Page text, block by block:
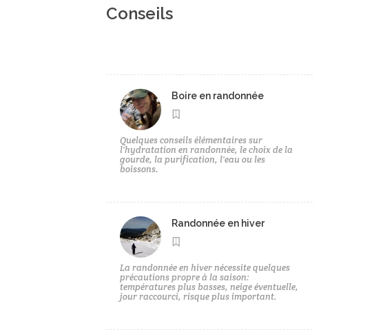
Conseils
Boire en randonnée
Quelques conseils élémentaires sur
l'hydratation en randonnée, le choix de la
gourde, la purification, l'eau ou les
boissons.
Randonnée en hiver
La randonnée en hiver nécessite quelques
précautions propre à la saison:
températures plus basses, neige éventuelle,
jour raccourci, risque plus important.